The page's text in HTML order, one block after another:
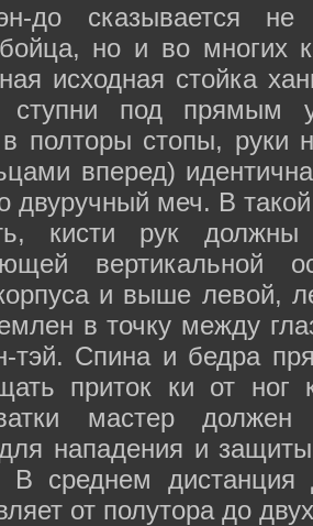
до сказывается не
бойца, но и во многих
исходная стойка
ступни под прямым
в полторы стопы, руки
вперед)
двуручный меч. В
кисти рук
и выше левой,
в точку между
тэй. Спина и бедра
приток ки от
мастер должен
нападения и
В среднем
от полутора до